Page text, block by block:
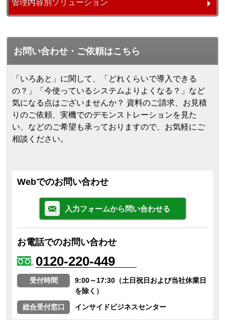
管理内容別ソリューション
お問い合わせ・ご依頼はこちら
「いろあと」に関して、「どれくらいで導入できる
の？」「今使っているシステムよりよくなる？」など
気になる点はございませんか？ 資料のご請求、お見積
りのご依頼、実機でのデモンストレーションを見た
い、などのご希望も承っておりますので、お気軽にご
相談ください。
Webでのお問い合わせ
入力フォームから問い合わせる
お電話でのお問い合わせ
0120-220-449
受付時間
9:00～17:30（土日祝日および当社休業日
を除く）
総合受付窓口
インサイドビジネスセンター